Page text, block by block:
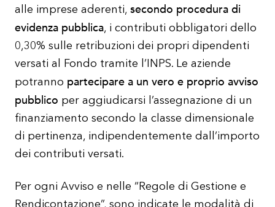
alle imprese aderenti, secondo procedura di
evidenza pubblica, i contributi obbligatori dello
0,30% sulle retribuzioni dei propri dipendenti
versati al Fondo tramite l’INPS. Le aziende
potranno partecipare a un vero e proprio avviso
pubblico per aggiudicarsi l’assegnazione di un
finanziamento secondo la classe dimensionale
di pertinenza, indipendentemente dall’importo
dei contributi versati.
Per ogni Avviso e nelle “Regole di Gestione e
Rendicontazione”, sono indicate le modalità di